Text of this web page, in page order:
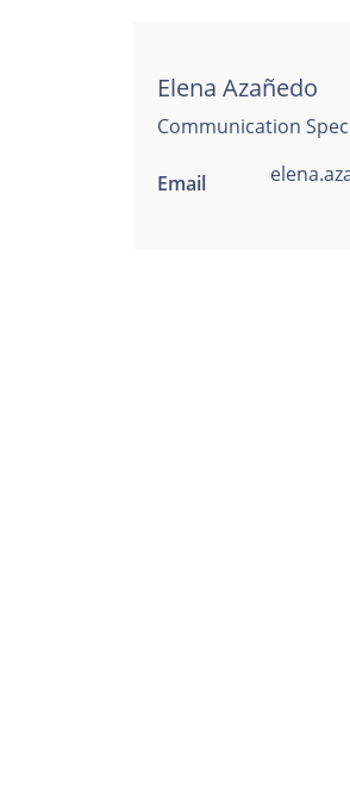
Elena Azañedo
Communication
Email